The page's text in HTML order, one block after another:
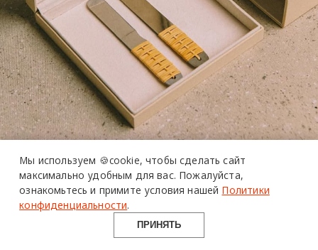
ФОТО: WORN STUDIO
более 20 тысяч
специалистов читают
про дизайн
и архитектуру
в Telegram канале
Design Mate
Мы используем 🍪cookie, чтобы сделать сайт
максимально удобным для вас. Пожалуйста,
ознакомьтесь и примите условия нашей Политики
конфиденциальности.
ПРИНЯТЬ